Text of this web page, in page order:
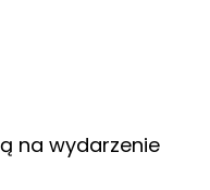
na wydarzenie